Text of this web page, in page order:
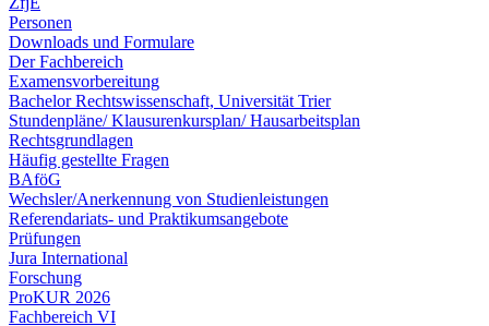
Personen
Downloads und Formulare
Der Fachbereich
Examensvorbereitung
Bachelor Rechtswissenschaft, Universität Trier
Stundenpläne/ Klausurenkursplan/ Hausarbeitsplan
Rechtsgrundlagen
Häufig gestellte Fragen
BAföG
Wechsler/Anerkennung von Studienleistungen
Referendariats- und Praktikumsangebote
Prüfungen
Jura International
Forschung
ProKUR 2026
Fachbereich VI